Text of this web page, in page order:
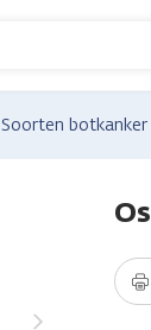
Soorten botkanker